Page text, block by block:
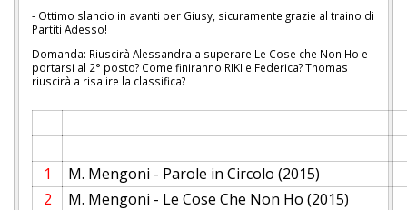
- Ottimo slancio in avanti per Giusy, sicuramente grazie al traino di
Partiti Adesso!
Domanda: Riuscirà Alessandra a superare Le Cose che Non Ho e
portarsi al 2° posto? Come finiranno RIKI e Federica? Thomas
riuscirà a risalire la classifica?
1
M. Mengoni - Parole in Circolo (2015)
2
M. Mengoni - Le Cose Che Non Ho (2015)